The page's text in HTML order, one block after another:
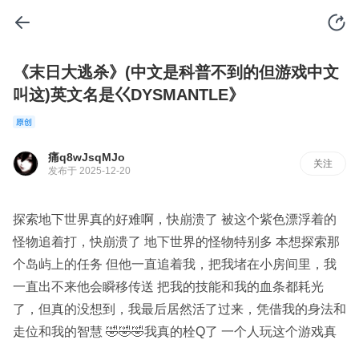
《末日大逃杀》(中文是科普不到的但游戏中文
叫这)英文名是巜DYSMANTLE》
痛q8wJsqMJo
发布于 2025-12-20
关注
探索地下世界真的好难啊，快崩溃了 被这个紫色漂浮着的
怪物追着打，快崩溃了 地下世界的怪物特别多 本想探索那
个岛屿上的任务 但他一直追着我，把我堵在小房间里，我
一直出不来他会瞬移传送 把我的技能和我的血条都耗光
了，但真的没想到，我最后居然活了过来，凭借我的身法和
走位和我的智慧 🤣🤣🤣我真的栓Q了 一个人玩这个游戏真